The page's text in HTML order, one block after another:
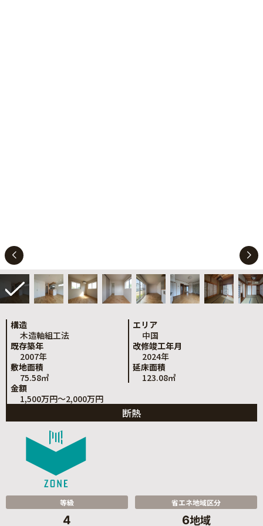
構造
木造軸組工法
エリア
中国
既存築年
2007年
改修竣工年月
2024年
敷地面積
75.58㎡
延床面積
123.08㎡
金額
1,500万円～2,000万円
断熱
等級
4
省エネ地域区分
6地域